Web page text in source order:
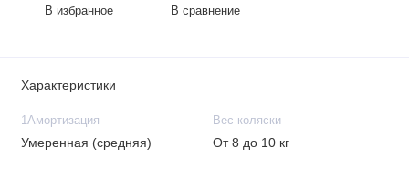
В избранное В сравнение
Характеристики
1Амортизация
Умеренная (средняя)
Вес коляски
От 8 до 10 кг